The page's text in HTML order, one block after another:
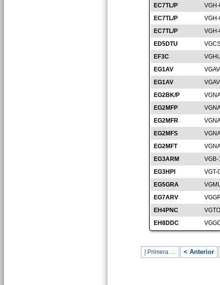
EC7TL/P
EC7TL/P
EC7TL/P
ED5DTU
EF3C
EG1AV
EG1AV
EG2BK/P
EG2MFP
EG2MFR
EG2MFS
EG2MFT
EG3ARM
EG3HPI
VGT-
EG5GRA
EG7ARV
EH4PNC
EH8DDC
| Primera … < Anterior